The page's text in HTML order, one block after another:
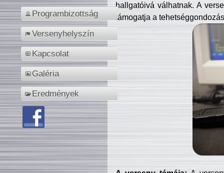
Programbizottság
Versenyhelyszín
Kapcsolat
Galéria
Eredmények
hallgatóivá válhatnak. A
támogatja a